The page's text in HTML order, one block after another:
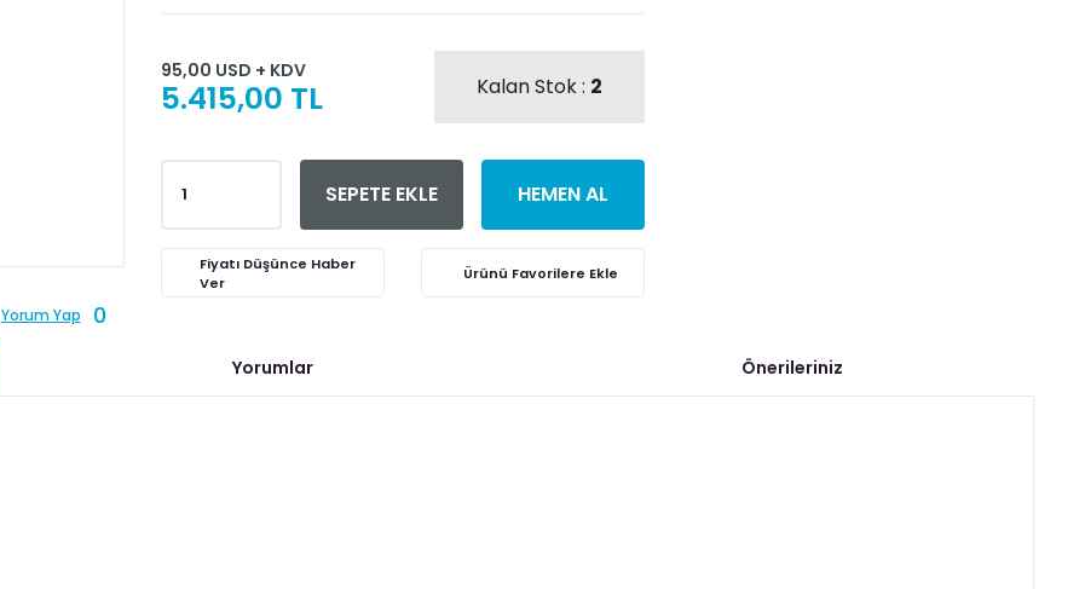
Yorum Yap 0
95,00 USD + KDV
5.415,00 TL Kalan Stok : 2
SEPETE EKLE HEMEN AL
Fiyatı Düşünce Haber
Ver
Yorumlar Önerileriniz